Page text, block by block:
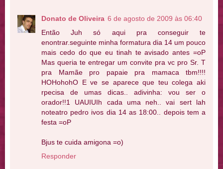
Donato de Oliveira 6 de agosto de 2009 às 06:40
Então Juh só aqui pra conseguir te
enontrar.seguinte minha formatura dia 14 um pouco
mais cedo do que eu tinah te avisado antes =oP
Mas queria te entregar um convite pra vc pro Sr. T
pra Mamãe pro papaie pra mamaca tbm!!!!
HOHohohO E ve se aparece que teu colega aki
rpecisa de umas dicas.. adivinha: vou ser o
orador!!1 UAUIUIh cada uma neh.. vai sert lah
noteatro pedro ivos dia 14 as 18:00.. depois tem a
festa =oP
Bjus te cuida amigona =o)
Responder